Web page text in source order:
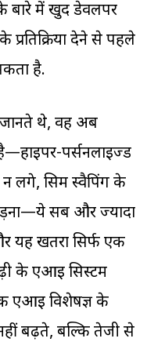
बारे में खुद डेवलपर
प्रतिक्रिया देने से पहले
है.
थे, वह अब
पर्सनलाइज्ड
लगे, सिम स्वैपिंग के
सब और ज्यादा
यह खतरा सिर्फ एक
के एआइ सिस्टम
एआइ विशेषज्ञ के
बढ़ते, बल्कि तेजी से